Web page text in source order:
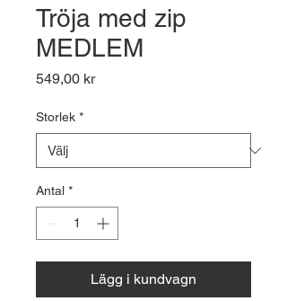
Tröja med zip
MEDLEM
549,00 krPris
Storlek *
Antal *
Lägg i kundvagn